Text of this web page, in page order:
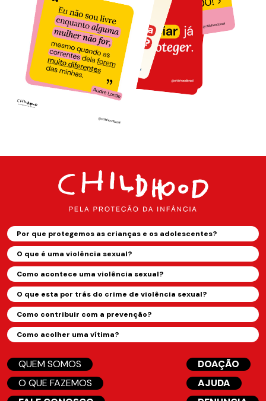
Por que protegemos as crianças e os adolescentes?
O que é uma violência sexual?
Como acontece uma violência sexual?
O que esta por trás do crime de violência sexual?
Como contribuir com a prevenção?
Como acolher uma vítima?
QUEM SOMOS
O QUE FAZEMOS
DOAÇÃO
AJUDA